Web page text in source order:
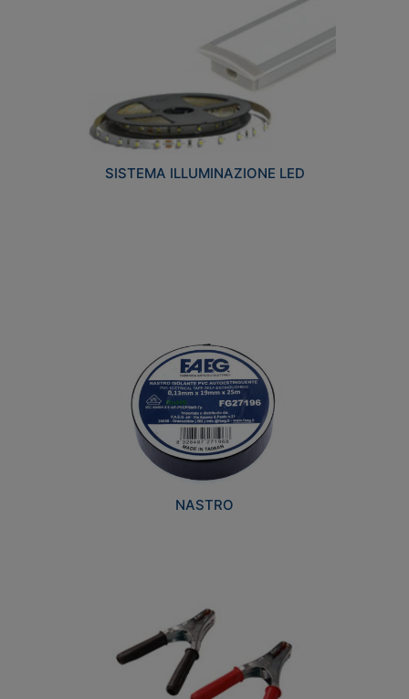
SISTEMA ILLUMINAZIONE LED
NASTRO